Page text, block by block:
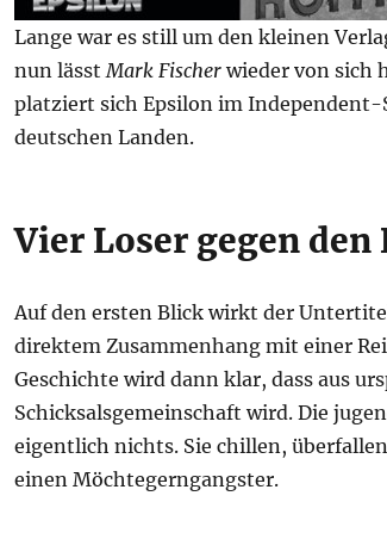
Lange war es still um den kleinen
nun lässtMark Fischerwieder von sich
platziert sich Epsilon im
deutschen Landen.
Vier Loser gegen den
Auf den ersten Blick wirkt der
direktem Zusammenhang mit einer
Geschichte wird dann klar, dass aus
Schicksalsgemeinschaft wird. Die
eigentlich nichts. Sie chillen,
einen Möchtegerngangster.